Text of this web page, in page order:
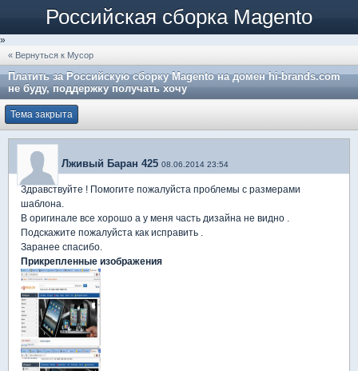
Российская сборка Magento
»
« Вернуться к Мусор
Платить за Российскую сборку Magento на домен hi-brands.com
не буду, поддержку получать хочу
Тема закрыта
Лживый Баран 425 08.06.2014 23:54
Здравствуйте ! Помогите пожалуйста проблемы с размерами
шаблона.
В оригинале все хорошо а у меня часть дизайна не видно .
Подскажите пожалуйста как исправить .
Заранее спасибо.
Прикрепленные изображения